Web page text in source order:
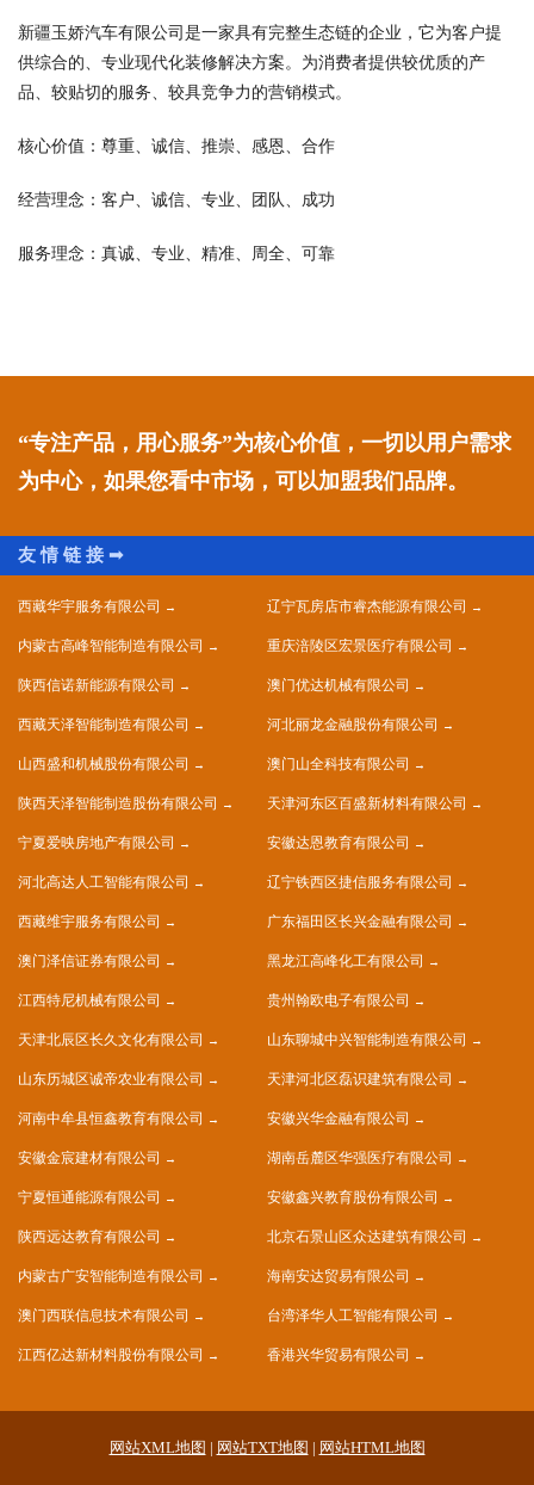
新疆玉娇汽车有限公司是一家具有完整生态链的企业，它为客户提
供综合的、专业现代化装修解决方案。为消费者提供较优质的产
品、较贴切的服务、较具竞争力的营销模式。
核心价值：尊重、诚信、推崇、感恩、合作
经营理念：客户、诚信、专业、团队、成功
服务理念：真诚、专业、精准、周全、可靠
“专注产品，用心服务”为核心价值，一切以用户需求
为中心，如果您看中市场，可以加盟我们品牌。
西藏华宇服务有限公司 辽宁瓦房店市睿杰能源有限公司
内蒙古高峰智能制造有限公司 重庆涪陵区宏景医疗有限公司
陕西信诺新能源有限公司 澳门优达机械有限公司
西藏天泽智能制造有限公司 河北丽龙金融股份有限公司
山西盛和机械股份有限公司 澳门山全科技有限公司
陕西天泽智能制造股份有限公司 天津河东区百盛新材料有限公司
宁夏爱映房地产有限公司 安徽达恩教育有限公司
河北高达人工智能有限公司 辽宁铁西区捷信服务有限公司
西藏维宇服务有限公司 广东福田区长兴金融有限公司
澳门泽信证券有限公司 黑龙江高峰化工有限公司
江西特尼机械有限公司 贵州翰欧电子有限公司
天津北辰区长久文化有限公司 山东聊城中兴智能制造有限公司
山东历城区诚帝农业有限公司 天津河北区磊识建筑有限公司
河南中牟县恒鑫教育有限公司 安徽兴华金融有限公司
安徽金宸建材有限公司 湖南岳麓区华强医疗有限公司
宁夏恒通能源有限公司 安徽鑫兴教育股份有限公司
陕西远达教育有限公司 北京石景山区众达建筑有限公司
内蒙古广安智能制造有限公司 海南安达贸易有限公司
澳门西联信息技术有限公司 台湾泽华人工智能有限公司
江西亿达新材料股份有限公司 香港兴华贸易有限公司
网站XML地图 | 网站TXT地图 | 网站HTML地图